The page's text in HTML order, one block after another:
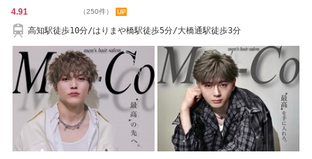
4.91 （250件）
高知駅徒歩10分/はりまや橋駅徒歩5分/大橋通駅徒歩3分